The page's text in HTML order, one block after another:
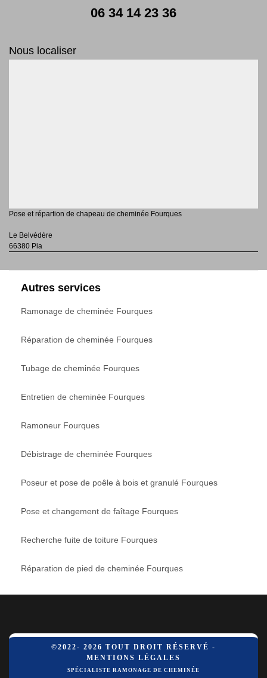
06 34 14 23 36
Nous localiser
Pose et répartion de chapeau de cheminée Fourques
Le Belvédère
66380 Pia
Autres services
Ramonage de cheminée Fourques
Réparation de cheminée Fourques
Tubage de cheminée Fourques
Entretien de cheminée Fourques
Ramoneur Fourques
Débistrage de cheminée Fourques
Poseur et pose de poêle à bois et granulé Fourques
Pose et changement de faîtage Fourques
Recherche fuite de toiture Fourques
Réparation de pied de cheminée Fourques
©2022- 2026 TOUT DROIT RÉSERVÉ -
MENTIONS LÉGALES
SPÉCIALISTE RAMONAGE DE CHEMINÉE